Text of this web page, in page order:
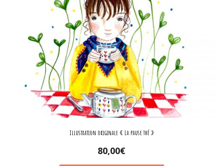
Illustration originale « La pause thé »
80,00€